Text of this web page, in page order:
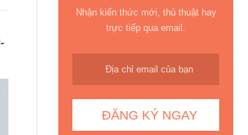
Nhận kiến thức mới, thủ thuật hay
trực tiếp qua email.